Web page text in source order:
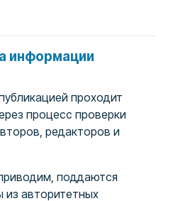
информации
проходит
процесс проверки
редакторов и
поддаются
из авторитетных